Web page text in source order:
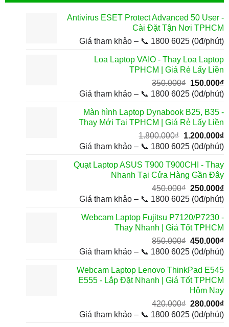
Antivirus ESET Protect Advanced 50 User -
Cài Đặt Tận Nơi TPHCM
Giá tham khảo – 📞 1800 6025 (0đ/phút)
Loa Laptop VAIO - Thay Loa Laptop
TPHCM | Giá Rẻ Lấy Liền
350.000₫ Giá
gốc
350.000₫.
150.000₫
Giá tham khảo – 📞 1800 6025 (0đ/phút)
Màn hình Laptop Dynabook B25, B35 -
Thay Mới Tại TPHCM | Giá Rẻ Lấy Liền
1.800.000₫ Giá
gốc
1.800.000₫.
1.200.000₫
Giá tham khảo – 📞 1800 6025 (0đ/phút)
Quạt Laptop ASUS T900 T900CHI - Thay
Nhanh Tại Cửa Hàng Gần Đây
450.000₫ Giá
gốc
450.000₫.
250.000₫
Giá tham khảo – 📞 1800 6025 (0đ/phút)
Webcam Laptop Fujitsu P7120/P7230 -
Thay Nhanh | Giá Tốt TPHCM
850.000₫ Giá
gốc
850.000₫.
450.000₫
Giá tham khảo – 📞 1800 6025 (0đ/phút)
Webcam Laptop Lenovo ThinkPad E545
E555 - Lắp Đặt Nhanh | Giá Tốt TPHCM
Hôm Nay
420.000₫ Giá
gốc
280.000₫
Giá tham khảo – 📞 1800 6025 (0đ/phút)